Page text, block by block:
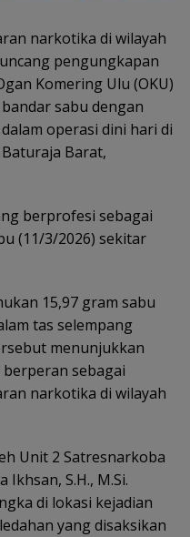
narkotika di wilayah
pengungkapan
Komering Ulu (OKU)
sabu dengan
operasi dini hari di
Barat,
berprofesi sebagai
(11/3/2026) sekitar
15,97 gram sabu
tas selempang
menunjukkan
sebagai
narkotika di wilayah
Unit 2 Satresnarkoba
S.H., M.Si.
di lokasi kejadian
yang disaksikan